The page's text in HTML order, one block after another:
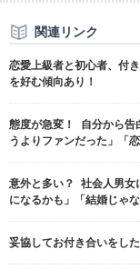
関連リンク
恋愛上級者と初心者、付
を好む傾向あり！
態度が急変！ 自分から告
うよりファンだった」「
意外と多い？ 社会人男女
になるかも」「結婚じゃな
妥協してお付き合いをし